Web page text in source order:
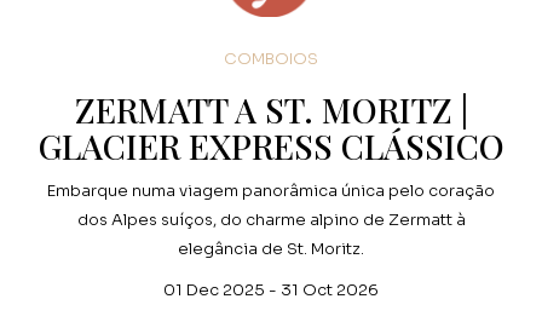
COMBOIOS
ZERMATT A ST. MORITZ |
GLACIER EXPRESS CLÁSSICO
Embarque numa viagem panorâmica única pelo coração
dos Alpes suíços, do charme alpino de Zermatt à
elegância de St. Moritz.
01 Dec 2025 - 31 Oct 2026